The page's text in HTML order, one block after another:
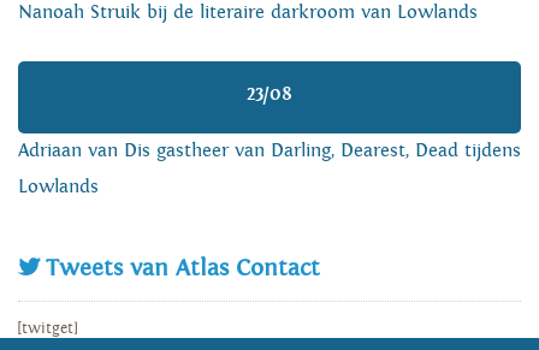
Nanoah Struik bij de literaire darkroom van Lowlands
23/08
Adriaan van Dis gastheer van Darling, Dearest, Dead tijdens
Lowlands
Tweets van Atlas Contact
[twitget]